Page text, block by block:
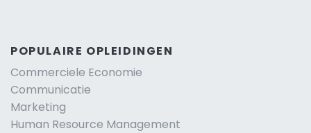
POPULAIRE OPLEIDINGEN
Commerciele Economie
Communicatie
Marketing
Human Resource Management